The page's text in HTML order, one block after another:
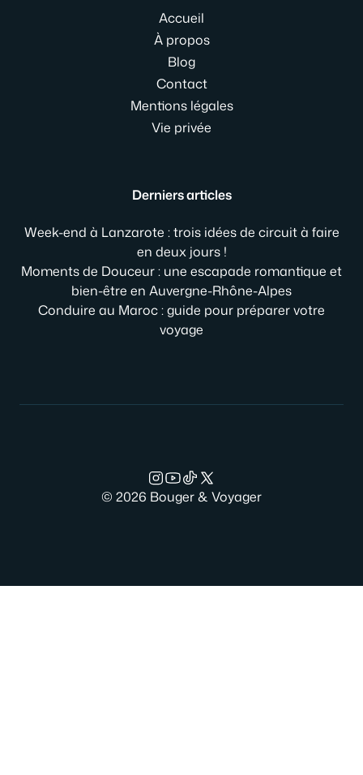
Accueil
À propos
Blog
Contact
Mentions légales
Vie privée
Derniers articles
Week-end à Lanzarote : trois idées de circuit à faire
en deux jours !
Moments de Douceur : une escapade romantique et
bien-être en Auvergne-Rhône-Alpes
Conduire au Maroc : guide pour préparer votre
voyage
© 2026 Bouger & Voyager